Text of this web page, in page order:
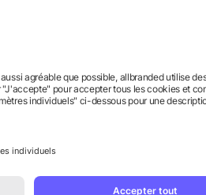
BIC® J25 All Black